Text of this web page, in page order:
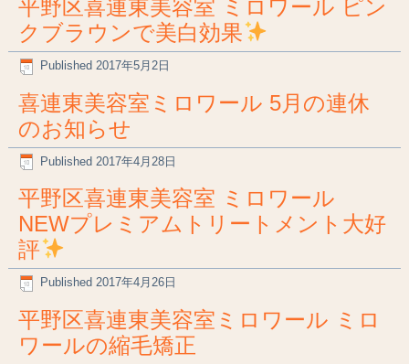
平野区喜連東美容室 ミロワール ピン
クブラウンで美白効果
Published 2017年5月2日
喜連東美容室ミロワール 5月の連休
のお知らせ
Published 2017年4月28日
平野区喜連東美容室 ミロワール
NEWプレミアムトリートメント大好
評
Published 2017年4月26日
平野区喜連東美容室ミロワール ミロ
ワールの縮毛矯正